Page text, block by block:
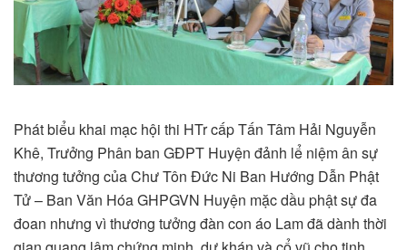
Phát biểu khai mạc hội thi HTr cấp Tấn Tâm Hải Nguyễn
Khê, Trưởng Phân ban GĐPT Huyện đảnh lể niệm ân sự
thương tưởng của Chư Tôn Đức Ni Ban Hướng Dẫn Phật
Tử – Ban Văn Hóa GHPGVN Huyện mặc dầu phật sự đa
đoan nhưng vì thương tưởng đàn con áo Lam đã dành thời